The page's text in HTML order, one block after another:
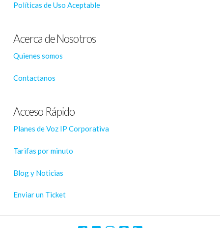
Políticas de Uso Aceptable
Acerca de Nosotros
Quienes somos
Contactanos
Acceso Rápido
Planes de Voz IP Corporativa
Tarifas por minuto
Blog y Noticias
Enviar un Ticket